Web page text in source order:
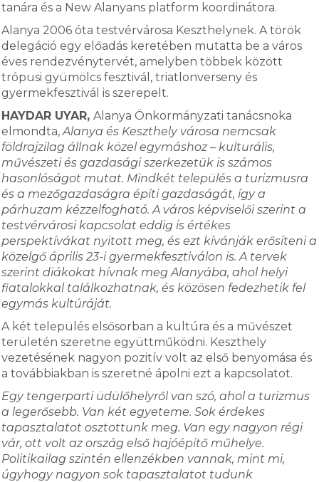
tanára és a New Alanyans platform koordinátora.
Alanya 2006 óta testvérvárosa Keszthelynek. A török
delegáció egy előadás keretében mutatta be a város
éves rendezvénytervét, amelyben többek között
trópusi gyümölcs fesztivál, triatlonverseny és
gyermekfesztivál is szerepelt.
HAYDAR UYAR,Alanya Önkormányzati tanácsnoka
elmondta,Alanya és Keszthely városa nemcsak
földrajzilag állnak közel egymáshoz – kulturális,
művészeti és gazdasági szerkezetük is számos
hasonlóságot mutat. Mindkét település a turizmusra
és a mezőgazdaságra építi gazdaságát, így a
párhuzam kézzelfogható. A város képviselői szerint a
testvérvárosi kapcsolat eddig is értékes
perspektívákat nyitott meg, és ezt kívánják erősíteni a
közelgő április 23-i gyermekfesztiválon is. A tervek
szerint diákokat hívnak meg Alanyába, ahol helyi
fiatalokkal találkozhatnak, és közösen fedezhetik fel
egymás kultúráját.
A két település elsősorban a kultúra és a művészet
területén szeretne együttműködni. Keszthely
vezetésének nagyon pozitív volt az első benyomása és
a továbbiakban is szeretné ápolni ezt a kapcsolatot.
Egy tengerparti üdülőhelyről van szó, ahol a turizmus
a legerősebb. Van két egyeteme. Sok érdekes
tapasztalatot osztottunk meg. Van egy nagyon régi
vár, ott volt az ország első hajóépítő műhelye.
Politikailag szintén ellenzékben vannak, mint mi,
úgyhogy nagyon sok tapasztalatot tudunk